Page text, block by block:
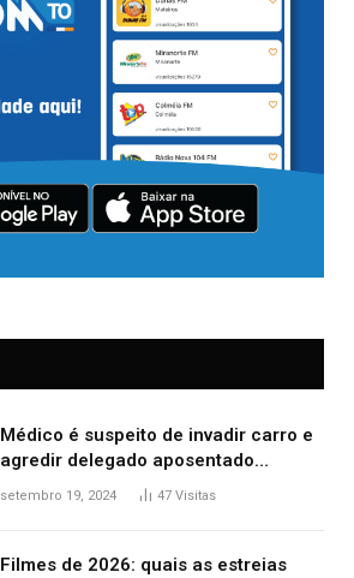
Médico é suspeito de invadir carro e
agredir delegado aposentado
durante confusão no trânsito
setembro 19, 2024 47 Visitas
Filmes de 2026: quais as estreias